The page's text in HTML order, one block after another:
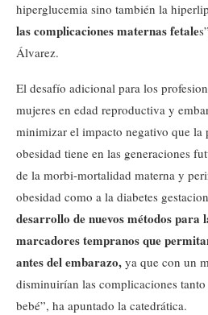
hiperglucemia sino también la
las complicaciones maternas fetale
Álvarez.
El desafío adicional para los
mujeres en edad reproductiva y
minimizar el impacto negativo que la
obesidad tiene en las generaciones
de la morbi-mortalidad materna y
obesidad como a la diabetes
desarrollo de nuevos métodos para
marcadores tempranos que
antes del embarazo, ya que con un
disminuirían las complicaciones
bebé”, ha apuntado la catedrática.